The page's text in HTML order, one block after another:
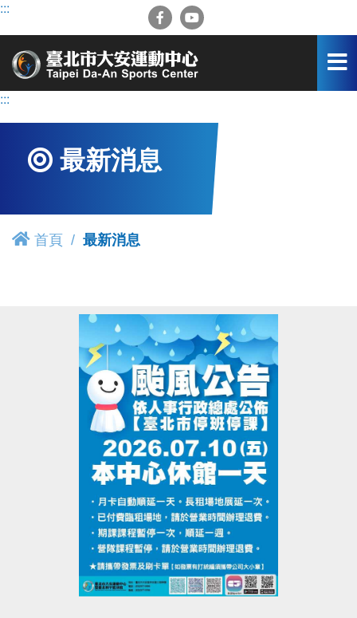
跳
容
:::
:::
最新消息
首頁 最新消息